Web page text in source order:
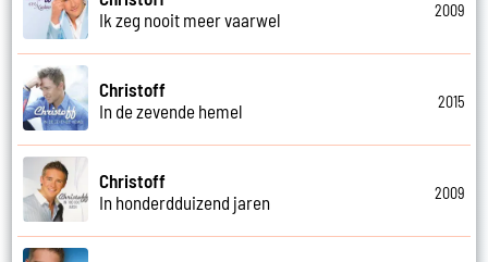
Ik zeg nooit meer vaarwel
2009
Christoff
In de zevende hemel
2015
Christoff
In honderdduizend jaren
2009